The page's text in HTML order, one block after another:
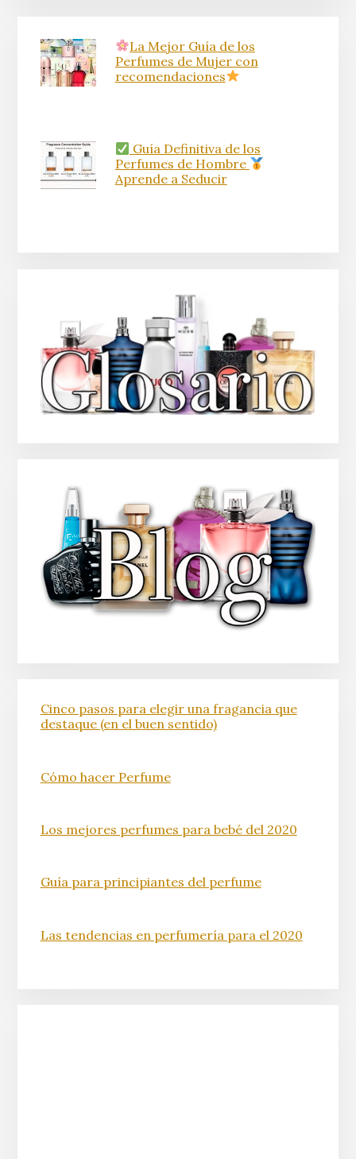
La Mejor Guía de los
Perfumes de Mujer con
recomendaciones
Guía Definitiva de los
Perfumes de Hombre
Aprende a Seducir
Cinco pasos para elegir una fragancia que
destaque (en el buen sentido)
Cómo hacer Perfume
Los mejores perfumes para bebé del 2020
Guía para principiantes del perfume
Las tendencias en perfumería para el 2020